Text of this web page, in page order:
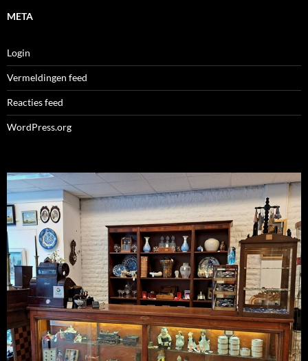
META
Login
Vermeldingen feed
Reacties feed
WordPress.org